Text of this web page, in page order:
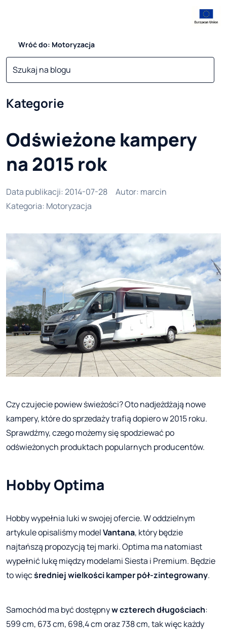
Wróć do: Motoryzacja
Kategorie
Odświeżone kampery
na 2015 rok
Data publikacji: 2014-07-28 Autor: marcin
Kategoria: Motoryzacja
Czy czujecie powiew świeżości? Oto nadjeżdżają nowe
kampery, które do sprzedaży trafią dopiero w 2015 roku.
Sprawdźmy, czego możemy się spodziewać po
odświeżonych produktach popularnych producentów.
Hobby Optima
Hobby wypełnia luki w swojej ofercie. W oddzielnym
artykule opisaliśmy modelVantana, który będzie
najtańszą propozycją tej marki. Optima ma natomiast
wypełnić lukę między modelami Siesta i Premium. Będzie
to więcśredniej wielkości kamper pół-zintegrowany.
Samochód ma być dostępnyw czterech długościach:
599 cm, 673 cm, 698,4 cm oraz 738 cm, tak więc każdy